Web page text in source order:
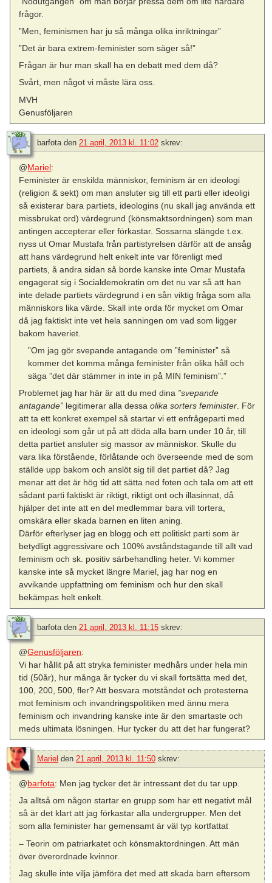
frågor.
”Men, feminismen har ju så många olika inriktningar”
”Det är bara extrem-feminister som säger så!”
Frågan är hur man skall ha en debatt med dem då?
Svårt, men något vi måste lära oss.
MVH
Genusföljaren
barfota den 21 april, 2013 kl. 11:02 skrev:
@Mariel:
Feminister är enskilda människor, feminism är en ideologi
(religion & sekt) om man ansluter sig till ett parti eller ideoligi
så existerar bara partiets, ideologins (nu skall jag använda ett
missbrukat ord) värdegrund (könsmaktsordningen) som man
antingen accepterar eller förkastar. Sossarna slängde t.ex.
nyss ut Omar Mustafa från partistyrelsen därför att de ansåg
att hans värdegrund helt enkelt inte var förenligt med
partiets, å andra sidan så borde kanske inte Omar Mustafa
engagerat sig i Socialdemokratin om det nu var så att han
inte delade partiets värdegrund i en sån viktig fråga som alla
människors lika värde. Skall inte orda för mycket om Omar
då jag faktiskt inte vet hela sanningen om vad som ligger
bakom haveriet.
”Om jag gör svepande antagande om ”feminister” så
kommer det komma många feminister från olika håll och
säga ”det där stämmer in inte in på MIN feminism”.”
Problemet jag har här är att du med dina ”svepande
antagande” legitimerar alla dessaolika sorters feminister . För
att ta ett konkret exempel så startar vi ett enfrågeparti med
en ideologi som går ut på att döda alla barn under 10 år, till
detta partiet ansluter sig massor av människor. Skulle du
vara lika förstående, förlåtande och överseende med de som
ställde upp bakom och anslöt sig till det partiet då? Jag
menar att det är hög tid att sätta ned foten och tala om att ett
sådant parti faktiskt är riktigt, riktigt ont och illasinnat, då
hjälper det inte att en del medlemmar bara vill tortera,
omskära eller skada barnen en liten aning.
Därför efterlyser jag en blogg och ett politiskt parti som är
betydligt aggressivare och 100% avståndstagande till allt vad
feminism och sk. positiv särbehandling heter. Vi kommer
kanske inte så mycket längre Mariel, jag har nog en
avvikande uppfattning om feminism och hur den skall
bekämpas helt enkelt.
barfotaden 21 april, 2013 kl. 11:15 skrev:
@Genusföljaren:
Vi har hållit på att stryka feminister medhårs under hela min
tid (50år), hur många år tycker du vi skall fortsätta med det,
100, 200, 500, fler? Att besvara motståndet och protesterna
mot feminism och invandringspolitiken med ännu mera
feminism och invandring kanske inte är den smartaste och
meds ultimata lösningen. Hur tycker du att det har fungerat?
Mariel den 21 april, 2013 kl. 11:50 skrev:
@barfota: Men jag tycker det är intressant det du tar upp.
Ja alltså om någon startar en grupp som har ett negativt mål
så är det klart att jag förkastar alla undergrupper. Men det
som alla feminister har gemensamt är väl typ kortfattat
– Teorin om patriarkatet och könsmaktordningen. Att män
över överordnade kvinnor.
Jag skulle inte vilja jämföra det med att skada barn eftersom